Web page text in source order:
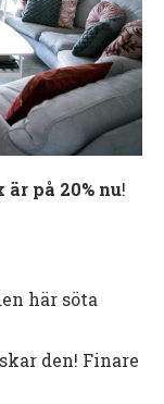
på 20% nu!
här söta
den! Finare